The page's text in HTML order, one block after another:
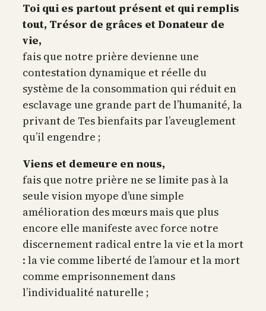
Toi qui es partout présent et qui remplis
tout, Trésor de grâces et Donateur de
vie,
fais que notre prière devienne une
contestation dynamique et réelle du
système de la consommation qui réduit en
esclavage une grande part de l’humanité, la
privant de Tes bienfaits par l’aveuglement
qu’il engendre ;
Viens et demeure en nous,
fais que notre prière ne se limite pas à la
seule vision myope d’une simple
amélioration des mœurs mais que plus
encore elle manifeste avec force notre
discernement radical entre la vie et la mort
: la vie comme liberté de l’amour et la mort
comme emprisonnement dans
l’individualité naturelle ;